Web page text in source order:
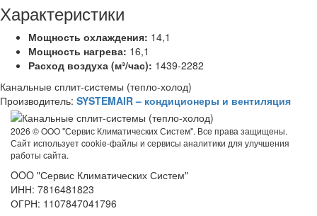
Характеристики
Мощность охлаждения: 14,1
Мощность нагрева: 16,1
Расход воздуха (м³/час): 1439-2282
Канальные сплит-системы (тепло-холод)
Производитель: SYSTEMAIR – кондиционеры и вентиляция
2026 ©OOO "Сервис Климатических Систем". Все права защищены.
Сайт использует cookie-файлы и сервисы аналитики для улучшения
работы сайта.
OOO "Сервис Климатических Систем"
ИНН: 7816481823
ОГРН: 1107847041796